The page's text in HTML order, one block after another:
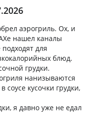
аэрогриль. Ох, и
нашел каналы
для
блюд.
грудки.
нанизываются
соусе кусочки грудки,
я давно уже не едал